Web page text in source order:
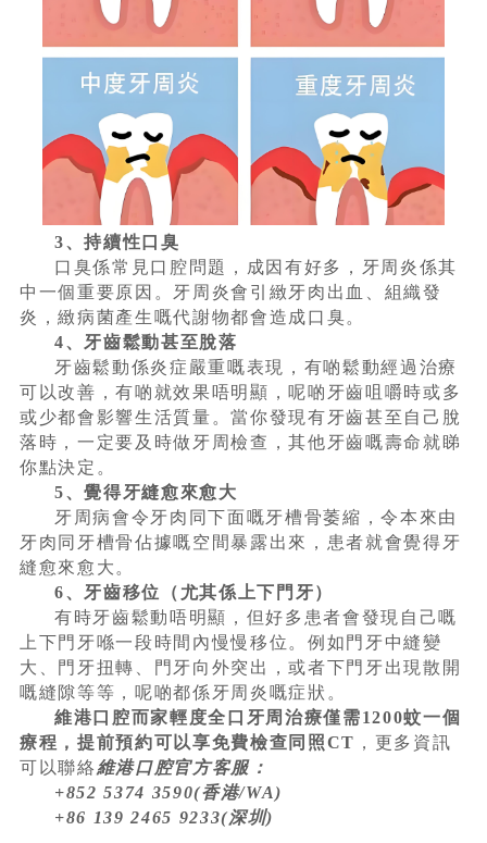
3、持續性口臭
口臭係常見口腔問題，成因有好多，牙周炎係其
中一個重要原因。牙周炎會引緻牙肉出血、組織發
炎，緻病菌產生嘅代謝物都會造成口臭。
4、牙齒鬆動甚至脫落
牙齒鬆動係炎症嚴重嘅表現，有啲鬆動經過治療
可以改善，有啲就效果唔明顯，呢啲牙齒咀嚼時或多
或少都會影響生活質量。當你發現有牙齒甚至自己脫
落時，一定要及時做牙周檢查，其他牙齒嘅壽命就睇
你點決定。
5、覺得牙縫愈來愈大
牙周病會令牙肉同下面嘅牙槽骨萎縮，令本來由
牙肉同牙槽骨佔據嘅空間暴露出來，患者就會覺得牙
縫愈來愈大。
6、牙齒移位（尤其係上下門牙）
有時牙齒鬆動唔明顯，但好多患者會發現自己嘅
上下門牙喺一段時間內慢慢移位。例如門牙中縫變
大、門牙扭轉、門牙向外突出，或者下門牙出現散開
嘅縫隙等等，呢啲都係牙周炎嘅症狀。
維港口腔而家輕度全口牙周治療僅需1200蚊一個
療程，提前預約可以享免費檢查同照CT ，更多資訊
可以聯絡 維港口腔官方客服：
+852 5374 3590(香港/WA)
+86 139 2465 9233(深圳)